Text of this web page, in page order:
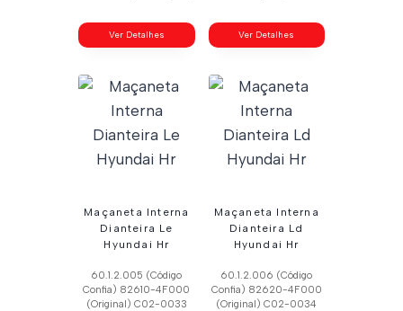
Ver Detalhes Ver Detalhes
Maçaneta Interna
Dianteira Le
Hyundai Hr
60.1.2.005 (Código
Confia) 82610-4F000
(Original) C02-0033
Maçaneta Interna
Dianteira Ld
Hyundai Hr
60.1.2.006 (Código
Confia) 82620-4F000
(Original) C02-0034